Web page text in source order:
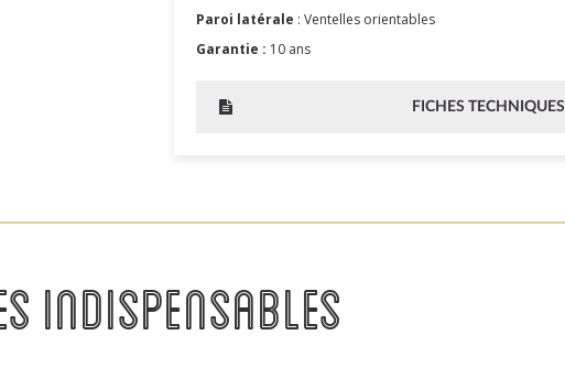
Paroi latérale : Ventelles orientables
Garantie : 10 ans
FICHES TECHNIQUES
INDISPENSABLES